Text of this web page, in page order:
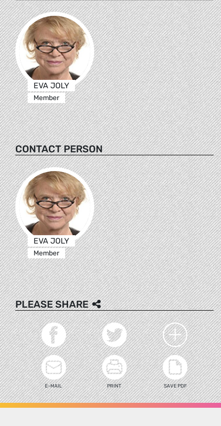
EVA JOLY
Member
CONTACT PERSON
EVA JOLY
Member
PLEASE SHARE
E-MAIL PRINT SAVE PDF